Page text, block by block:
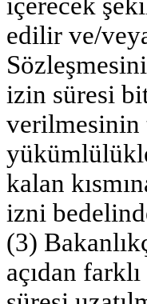
içerecek
edilir ve/
izin süresi
verilmesinin
kalan
izni
(3)
açıdan